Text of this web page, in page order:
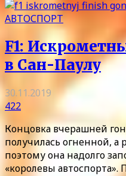
АВТОСПОРТ
F1:
в Сан-Паулу
30.11.2019
422
Концовка вчерашней
получилась огненной,
поэтому она надолго
«королевы автоспорта».